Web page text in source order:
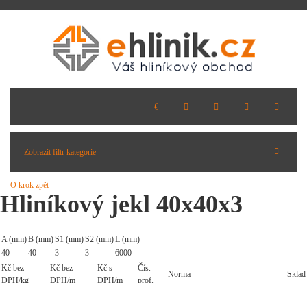
Zobrazit filtr kategorie
O krok zpět
Hliníkový jekl 40x40x3
A (mm)B (mm)S1 (mm)S2 (mm)L (mm)
40
40 3 3
6000
Kč bez
DPH/kg
Kč bez
DPH/m
Kč s
DPH/m
Čís.
prof.
Norma Sklad